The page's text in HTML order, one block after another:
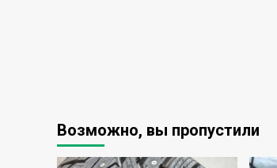
Возможно, вы пропустили